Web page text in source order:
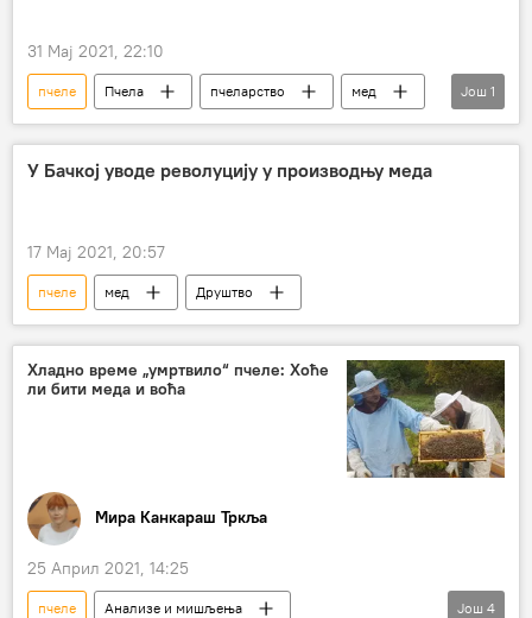
31 Мај 2021, 22:10
пчеле Пчела пчеларство
мед
Друштво
Још 1
У Бачкој уводе револуцију у производњу меда
17 Мај 2021, 20:57
пчеле мед Друштво
Хладно време „умртвило“ пчеле: Хоће
ли бити меда и воћа
Мира Канкараш Тркља
25 Април 2021, 14:25
пчеле
Анализе и мишљења
Још 4